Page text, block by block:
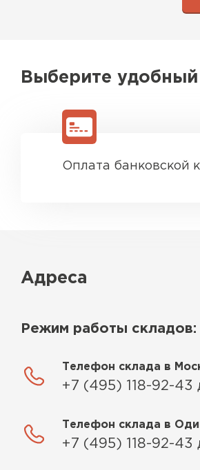
Выберите
Оплата банковской
Адреса
Режим работы складов:
Телефон склада в
+7 (495) 118-92-43
Телефон склада в
+7 (495) 118-92-43